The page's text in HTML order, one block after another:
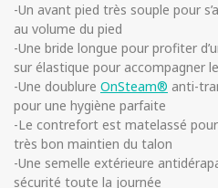
-Un avant pied très souple pour
au volume du pied
-Une bride longue pour profiter
sur élastique pour accompagner
-Une doublure OnSteam® anti-
pour une hygiène parfaite
-Le contrefort est matelassé
très bon maintien du talon
-Une semelle extérieure
sécurité toute la journée